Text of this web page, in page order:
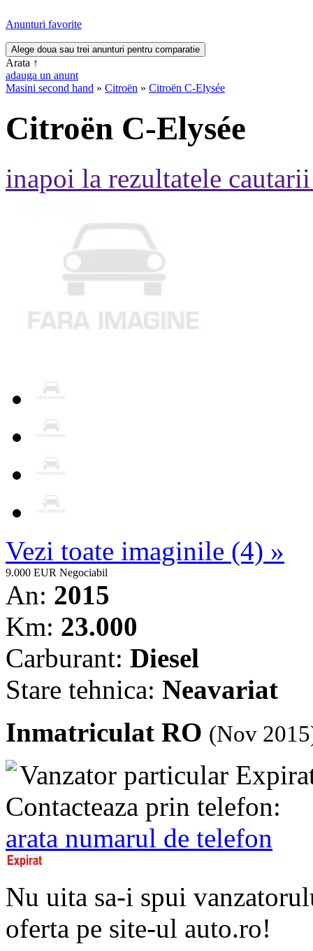
Anunturi favorite
Arata ↑
adauga un anunt
Masini second hand » Citroën » Citroën C-Elysée
Citroën C-Elysée
inapoi la rezultatele
Vezi toate imaginile (4) »
9.000 EUR Negociabil
An: 2015
Km: 23.000
Carburant: Diesel
Stare tehnica: Neavariat
Inmatriculat RO (Nov
Vanzator particular
Contacteaza prin telefon:
arata numarul de telefon
Nu uita sa-i spui
oferta pe site-ul auto.ro!